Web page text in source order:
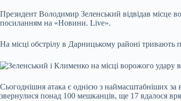
Президент Володимир Зеленський відвідав місце
посиланням на «Новини. Live».
На місці обстрілу в Дарницькому районі тривають
Сьогоднішня атака є однією з наймасштабніших за
звернулися понад 100 мешканців, ще 17 вдалося